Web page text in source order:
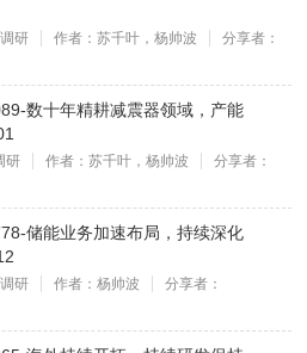
研 作者：苏千叶，杨帅波
分享者：
数十年精耕减震器领域，产能
研 作者：苏千叶，杨帅波
分享者：
储能业务加速布局，持续深化
研 作者：杨帅波
分享者：